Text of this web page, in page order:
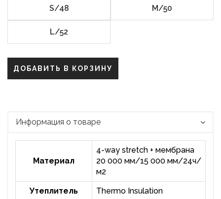
S/48 M/50
L/52
ДОБАВИТЬ В КОРЗИНУ
Информация о товаре
Материал
4-way stretch + мембрана
20 000 мм/15 000 мм/24ч/
м2
Утеплитель Thermo Insulation